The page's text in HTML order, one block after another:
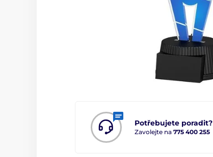
Potřebujete poradit?
Zavolejte na 775 400 255